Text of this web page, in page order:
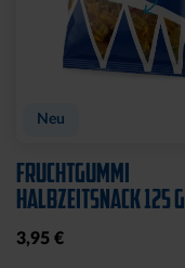
Neu
FRUCHTGUMMI
HALBZEITSNACK 125 G
3,95 €